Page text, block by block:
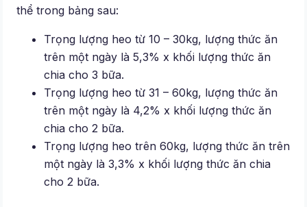
thể trong bảng sau:
Trọng lượng heo từ 10 – 30kg, lượng thức ăn
trên một ngày là 5,3% x khối lượng thức ăn
chia cho 3 bữa.
Trọng lượng heo từ 31 – 60kg, lượng thức ăn
trên một ngày là 4,2% x khối lượng thức ăn
chia cho 2 bữa.
Trọng lượng heo trên 60kg, lượng thức ăn trên
một ngày là 3,3% x khối lượng thức ăn chia
cho 2 bữa.